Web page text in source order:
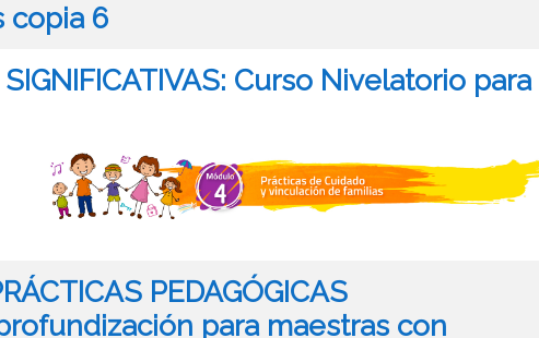
copia 6
SIGNIFICATIVAS: Curso Nivelatorio para
PEDAGÓGICAS
para maestras con